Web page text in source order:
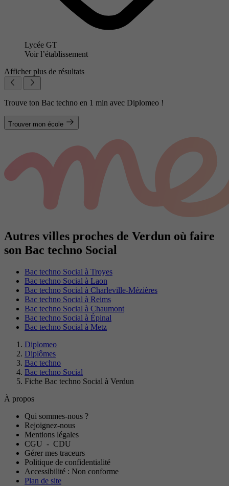
Lycée GT
Voir l’établissement
Afficher plus de résultats
Trouve ton Bac techno en 1 min avec Diplomeo !
Trouver mon école
Autres villes proches de Verdun où faire
son Bac techno Social
Bac techno Social à Troyes
Bac techno Social à Laon
Bac techno Social à Charleville-Mézières
Bac techno Social à Reims
Bac techno Social à Chaumont
Bac techno Social à Épinal
Bac techno Social à Metz
Diplomeo
Diplômes
Bac techno
Bac techno Social
Fiche Bac techno Social à Verdun
À propos
Qui sommes-nous ?
Rejoignez-nous
Mentions légales
CGU - CDU
Gérer mes traceurs
Politique de confidentialité
Accessibilité : Non conforme
Plan de site